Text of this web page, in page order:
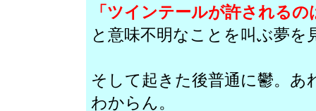
「ツインテールが許される
と意味不明なことを叫ぶ夢を
そして起きた後普通に鬱。
わからん。